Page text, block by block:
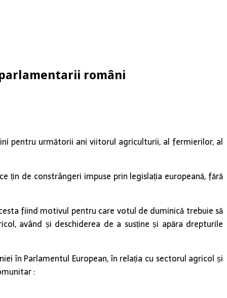
români
pentru următorii ani viitorul agriculturii, al fermierilor, al
de constrângeri impuse prin legislația europeană, fără
fiind motivul pentru care votul de duminică trebuie să
având și deschiderea de a susține și apăra drepturile
în Parlamentul European, în relația cu sectorul agricol și
: